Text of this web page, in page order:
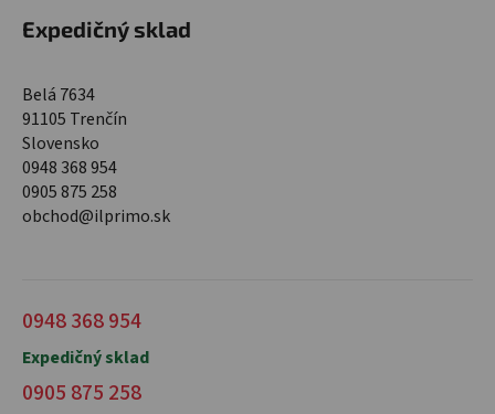
Expedičný sklad
Belá 7634
91105 Trenčín
Slovensko
0948 368 954
0905 875 258
obchod@ilprimo.sk
0948 368 954
Expedičný sklad
0905 875 258